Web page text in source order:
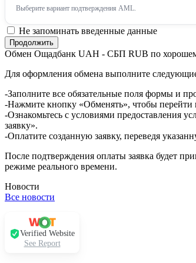
Выберите вариант подтверждения AML.
Не запоминать введенные данные
Обмен Ощадбанк UAH - СБП RUB по
Для оформления обмена выполните
-Заполните все обязательные поля формы и
-Нажмите кнопку «Обменять», чтобы перейти
-Ознакомьтесь с условиями предоставления
заявку».
-Оплатите созданную заявку, переведя
После подтверждения оплаты заявка будет
режиме реального времени.
Новости
Все новости
Verified Website
See Report